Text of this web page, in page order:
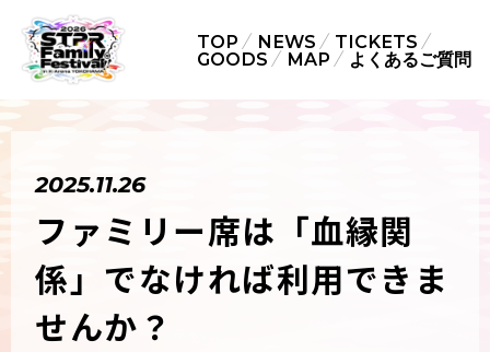
TOP NEWS
TICKETS
GOODS
MAP よくあるご質問
2025.11.26
ファミリー席は「血縁関
係」でなければ利用できま
せんか？